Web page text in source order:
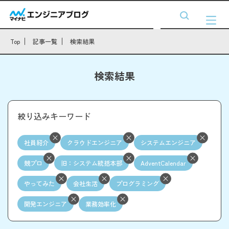
Top 記事一覧 検索結果
検索結果
絞り込みキーワード
社員紹介 クラウドエンジニア システムエンジニア
競プロ 旧：システム統括本部 AdventCalendar
やってみた 会社生活 プログラミング
開発エンジニア 業務効率化